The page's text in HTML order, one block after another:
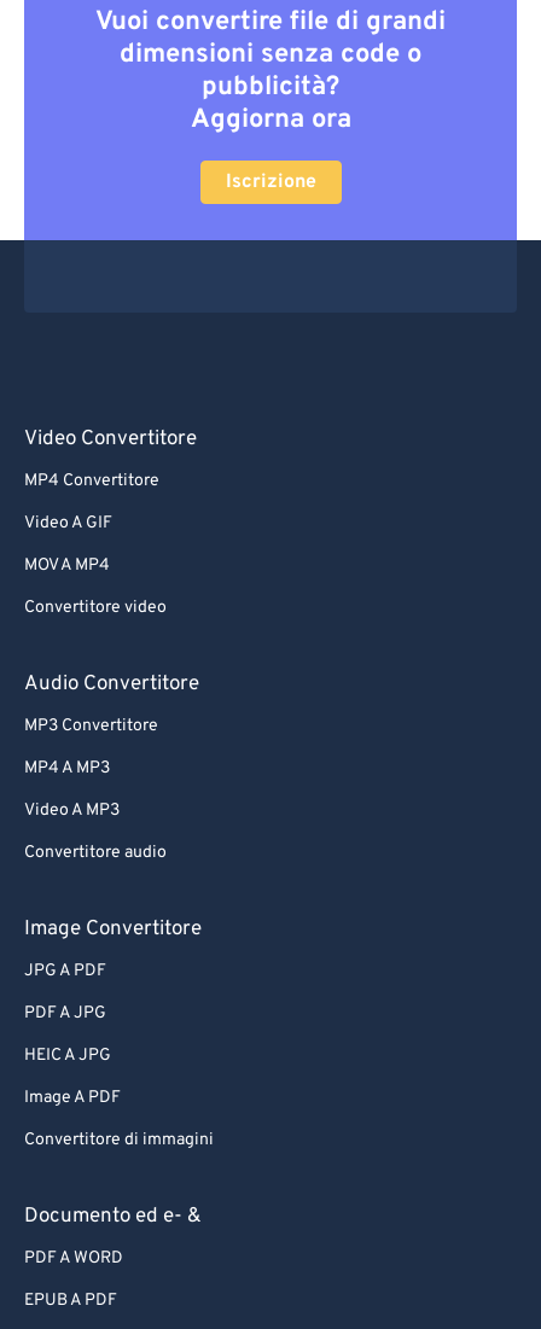
Vuoi convertire file di grandi
dimensioni senza code o
pubblicità?
Aggiorna ora
Iscrizione
Video Convertitore
MP4 Convertitore
Video A GIF
MOV A MP4
Convertitore video
Audio Convertitore
MP3 Convertitore
MP4 A MP3
Video A MP3
Convertitore audio
Image Convertitore
JPG A PDF
PDF A JPG
HEIC A JPG
Image A PDF
Convertitore di immagini
Documento ed e- &
PDF A WORD
EPUB A PDF